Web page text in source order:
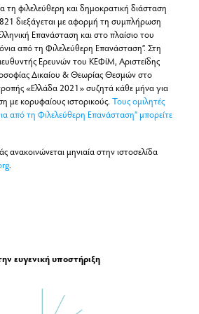
τη φιλελεύθερη και δημοκρατική διάσταση
διεξάγεται με αφορμή τη συμπλήρωση
Επανάσταση και στο πλαίσιο του
από τη Φιλελεύθερη Επανάσταση”. Στη
Ερευνών του ΚΕΦίΜ, Αριστείδης
Δικαίου & Θεωρίας Θεσμών στο
«Ελλάδα 2021» συζητά κάθε μήνα για
με κορυφαίους ιστορικούς. Τους ομιλητές
από τη Φιλελεύθερη Επανάσταση” μπορείτε
ανακοινώνεται μηνιαία στην ιστοσελίδα
.
ευγενική υποστήριξη